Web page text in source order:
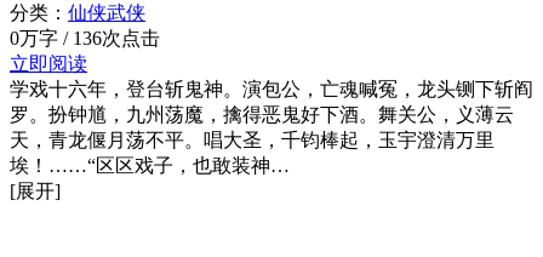
分类： 仙侠武侠
0万字 / 136次点击
立即阅读
学戏十六年，登台斩鬼神。演包公，亡魂喊冤，龙头铡下斩阎
罗。扮钟馗，九州荡魔，擒得恶鬼好下酒。舞关公，义薄云
天，青龙偃月荡不平。唱大圣，千钧棒起，玉宇澄清万里
埃！……“区区戏子，也敢装神…
[展开]